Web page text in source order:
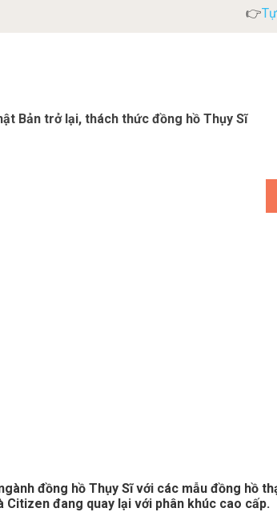
👉
Bản trở lại, thách thức đồng hồ Thụy Sĩ
đồng hồ Thụy Sĩ với các mẫu đồng hồ
Citizen đang quay lại với phân khúc cao cấp.